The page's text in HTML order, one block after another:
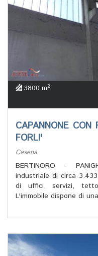
3800 m2
CAPANNONE CON
FORLI'
Cesena
BERTINORO -
industriale di circa
di uffici, servizi,
L'immobile dispone di